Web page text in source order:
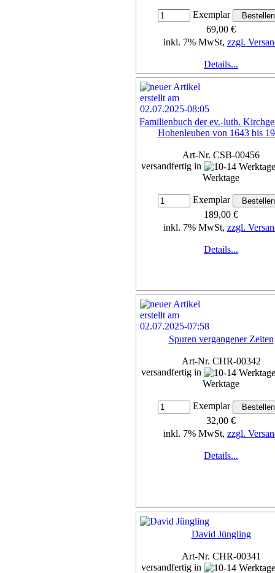
Exemplar
69,00 €
inkl. 7% MwSt, zzgl.
Details...
Familienbuch der ev.-luth.
Hohenleuben von 1643 bis
Art-Nr. CSB-00456
versandfertig in
Werktage
Exemplar
189,00 €
inkl. 7% MwSt, zzgl.
Details...
Spuren vergangener Zeiten
Art-Nr. CHR-00342
versandfertig in
Werktage
Exemplar
32,00 €
inkl. 7% MwSt, zzgl.
Details...
David Jüngling
Art-Nr. CHR-00341
versandfertig in